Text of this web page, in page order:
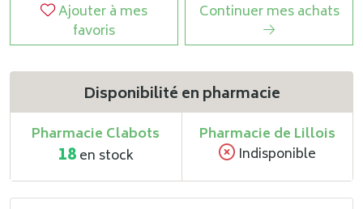
Ajouter à mes
favoris
Continuer mes achats
Disponibilité en pharmacie
Pharmacie Clabots
18en stock
Pharmacie de Lillois
Indisponible